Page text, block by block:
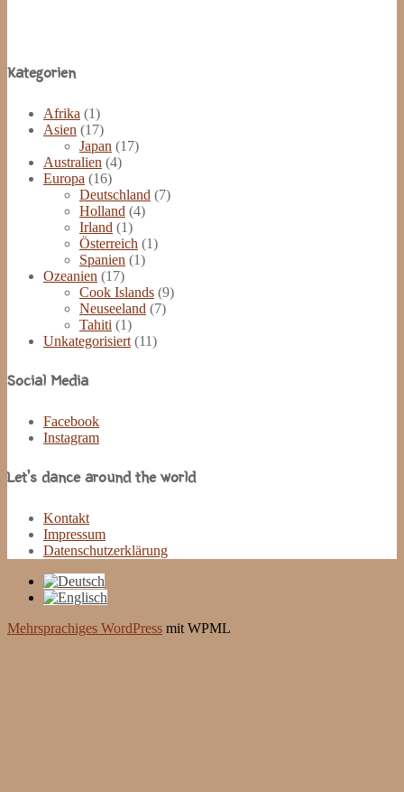
Site
Kategorien
Afrika (1)
Asien (17)
Japan (17)
Australien (4)
Europa (16)
Deutschland (7)
Holland (4)
Irland (1)
Österreich (1)
Spanien (1)
Ozeanien (17)
Cook Islands (9)
Neuseeland (7)
Tahiti (1)
Unkategorisiert (11)
Social Media
Facebook
Instagram
Let’s dance around the world
Kontakt
Impressum
Datenschutzerklärung
Mehrsprachiges WordPress mit WPML